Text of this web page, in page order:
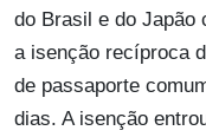
do Brasil e do Japão
a isenção recíproca
de passaporte
dias. A isenção